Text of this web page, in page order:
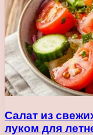
Салат из
луком для